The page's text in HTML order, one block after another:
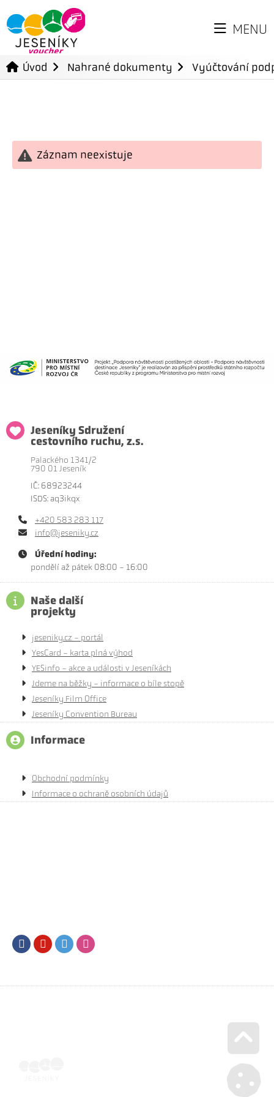
MENU
Úvod Nahrané dokumenty Vyúčtování
Záznam neexistuje
Jeseníky Sdružení
cestovního ruchu, z.s.
Palackého 1341/2
790 01 Jeseník
IČ: 68923244
ISDS: aq3ikqx
+420 583 283 117
info@jeseniky.cz
Úřední hodiny:
pondělí až pátek 08:00 - 16:00
Naše další
projekty
jeseniky.cz - portál
YesCard - karta plná výhod
YESinfo - akce a události v Jeseníkách
Jdeme na běžky - informace o bíle stopě
Jeseníky Film Office
Jeseníky Convention Bureau
Informace
Obchodní podmínky
Informace o ochraně osobních údajů
FacebookYoutubeTwitter
Go